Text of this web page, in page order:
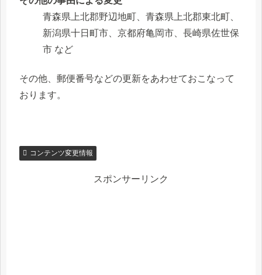
青森県上北郡野辺地町、青森県上北郡東北町、
新潟県十日町市、京都府亀岡市、長崎県佐世保
市 など
その他、郵便番号などの更新をあわせておこなって
おります。
コンテンツ変更情報
スポンサーリンク